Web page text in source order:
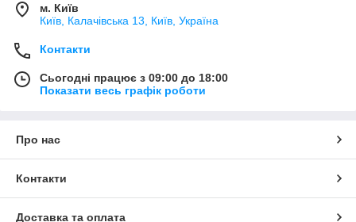
м. Київ
Київ, Калачівська 13, Київ, Україна
Контакти
Сьогодні працює з 09:00 до 18:00
Показати весь графік роботи
Про нас
Контакти
Доставка та оплата